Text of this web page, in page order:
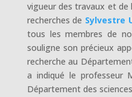
vigueur des travaux et de
recherches de Sylvestre
tous les membres de
souligne son précieux
recherche au
a indiqué le professeur
Département des